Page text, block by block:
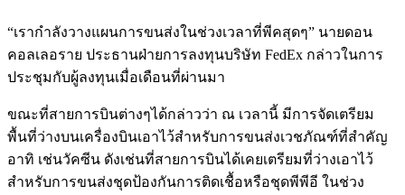
“เรากำลังวางแผนการขนส่งในช่วงเวลาที่พีคสุดๆ” นายดอน
คอลเลอราย ประธานฝ่ายการลงทุนบริษัท FedEx กล่าวในการ
ประชุมกับผู้ลงทุนเมื่อเดือนที่ผ่านมา
ขณะที่สายการบินต่างๆได้กล่าวว่า ณ เวลานี้ มีการจัดเตรียม
พื้นที่ว่างบนเครื่องบินเอาไว้สำหรับการขนส่งเวชภัณฑ์ที่สำคัญ
อาทิ เช่นวัคซีน ดังเช่นที่สายการบินได้เคยเตรียมที่ว่างเอาไว้
สำหรับการขนส่งชุดป้องกันการติดเชื้อหรือชุดพีพีอี ในช่วง